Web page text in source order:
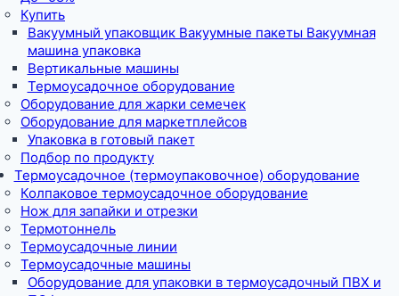
Купить
Вакуумный упаковщик Вакуумные пакеты Вакуумная
машина упаковка
Вертикальные машины
Термоусадочное оборудование
Оборудование для жарки семечек
Оборудование для маркетплейсов
Упаковка в готовый пакет
Подбор по продукту
Термоусадочное (термоупаковочное) оборудование
Колпаковое термоусадочное оборудование
Нож для запайки и отрезки
Термотоннель
Термоусадочные линии
Термоусадочные машины
Оборудование для упаковки в термоусадочный ПВХ и